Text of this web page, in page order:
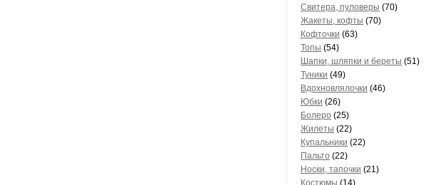
Свитера, пуловеры (70)
Жакеты, кофты (70)
Кофточки (63)
Топы (54)
Шапки, шляпки и береты (51)
Туники (49)
Вдохновлялочки (46)
Юбки (26)
Болеро (25)
Жилеты (22)
Купальники (22)
Пальто (22)
Носки, тапочки (21)
Костюмы (14)